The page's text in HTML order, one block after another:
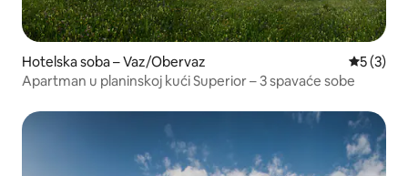
Hotelska soba – Vaz/Obervaz
5 (3)
Apartman u planinskoj kući Superior – 3 spavaće sobe